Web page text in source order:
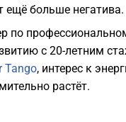
ещё больше негатива.
по
с 20-летним
Tango, интерес к
растёт.